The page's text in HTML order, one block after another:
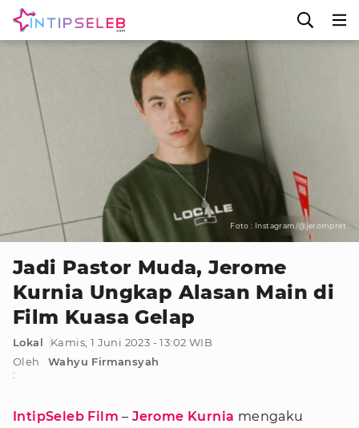
Foto : Instagram/@jerompret
Jadi Pastor Muda, Jerome
Kurnia Ungkap Alasan Main di
Film Kuasa Gelap
Lokal
Kamis, 1 Juni 2023 - 13:02 WIB
Oleh
:
Wahyu Firmansyah
IntipSeleb Film –Jerome Kurnia mengaku